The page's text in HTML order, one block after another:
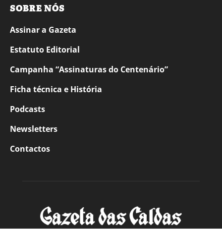
SOBRE NÓS
Assinar a Gazeta
Estatuto Editorial
Campanha “Assinaturas do Centenário”
Ficha técnica e História
Podcasts
Newsletters
Contactos